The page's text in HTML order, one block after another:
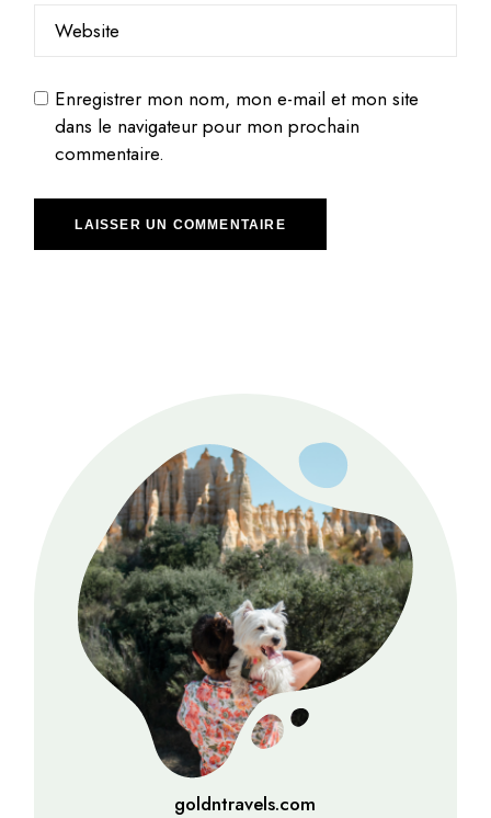
Enregistrer mon nom, mon e-mail et mon site
dans le navigateur pour mon prochain
commentaire.
LAISSER UN COMMENTAIRE
goldntravels.com